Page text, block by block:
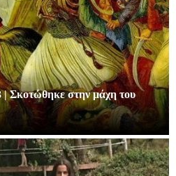
| Σκοτώθηκε στην μάχη του